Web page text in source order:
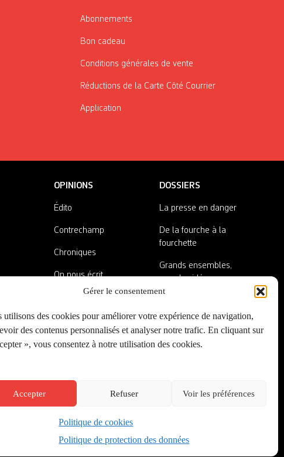
Gérer le consentement
utilisons des cookies pour améliorer votre expérience de navigation,
des contenus personnalisés et analyser notre trafic. En cliquant sur
», vous consentez à notre utilisation des cookies.
Accepter Refuser Voir les préférences
Politique de cookies
Politique de protection des données
Abonnements
Bon cadeau
Conditions générales de vente
Réductions de la Carte Côté Courrier
Application
OPINIONS
Édito
Contrechamp
Chroniques
On nous écrit
Nos invité·es
A côté de la plaque
DOSSIERS
La presse en danger
De la fourche à la
fourchette
Grands ensembles,
grandes idées
Créé par